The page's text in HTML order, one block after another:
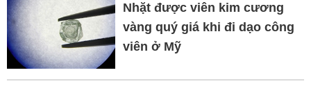
Nhặt được viên kim cương
vàng quý giá khi đi dạo công
viên ở Mỹ